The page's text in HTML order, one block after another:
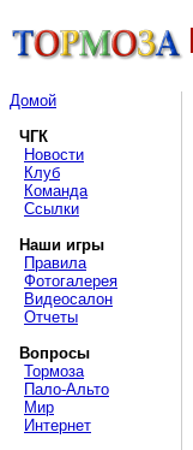
Домой
ЧГК
Новости
Клуб
Команда
Ссылки
Наши игры
Правила
Фотогалерея
Видеосалон
Отчеты
Вопросы
Тормоза
Пало-Альто
Мир
Интернет